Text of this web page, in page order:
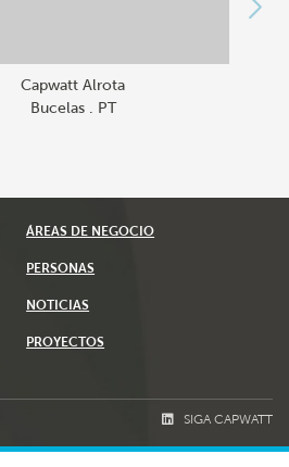
Capwatt Alrota
Bucelas . PT
ÁREAS DE NEGOCIO
PERSONAS
NOTICIAS
PROYECTOS
SIGA CAPWATT